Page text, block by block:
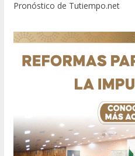
Pronóstico de Tutiempo.net